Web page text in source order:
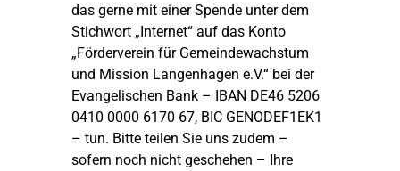
das gerne mit einer Spende unter dem
Stichwort „Internet“ auf das Konto
„Förderverein für Gemeindewachstum
und Mission Langenhagen e.V.“ bei der
Evangelischen Bank – IBAN DE46 5206
0410 0000 6170 67, BIC GENODEF1EK1
– tun. Bitte teilen Sie uns zudem –
sofern noch nicht geschehen – Ihre